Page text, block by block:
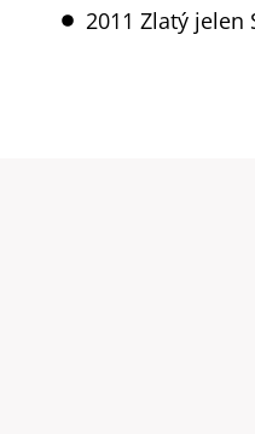
2011 Zlatý jelen